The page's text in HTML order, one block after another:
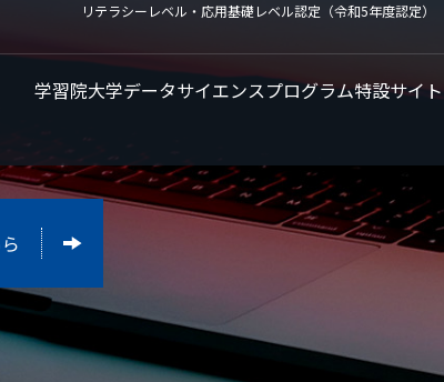
リテラシーレベル・応用基礎レベル認定 （令和5年度認定）
学習院大学データサイエンスプログラム特設サイト